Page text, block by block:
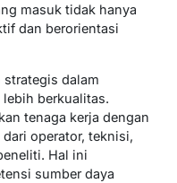
masuk tidak hanya
dan berorientasi
dalam
berkualitas.
tenaga kerja dengan
operator, teknisi,
Hal ini
sumber daya